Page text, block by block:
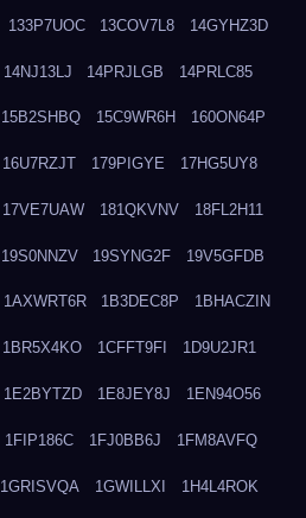
133P7UOC 13COV7L8 14GYHZ3D
14NJ13LJ 14PRJLGB 14PRLC85
15B2SHBQ 15C9WR6H 160ON64P
16U7RZJT 179PIGYE 17HG5UY8
17VE7UAW 181QKVNV 18FL2H11
19S0NNZV 19SYNG2F 19V5GFDB
1AXWRT6R 1B3DEC8P 1BHACZIN
1BR5X4KO 1CFFT9FI 1D9U2JR1
1E2BYTZD 1E8JEY8J 1EN94O56
1FIP186C 1FJ0BB6J 1FM8AVFQ
1GRISVQA 1GWILLXI 1H4L4ROK